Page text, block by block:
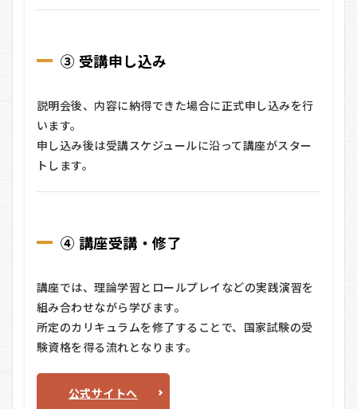
③ 受講申し込み
説明会後、内容に納得できた場合に正式申し込みを行
います。
申し込み後は受講スケジュールに沿って講座がスター
トします。
④ 講座受講・修了
講座では、理論学習とロールプレイなどの実践演習を
組み合わせながら学びます。
所定のカリキュラムを修了することで、国家試験の受
験資格を得る流れとなります。
公式サイトへ